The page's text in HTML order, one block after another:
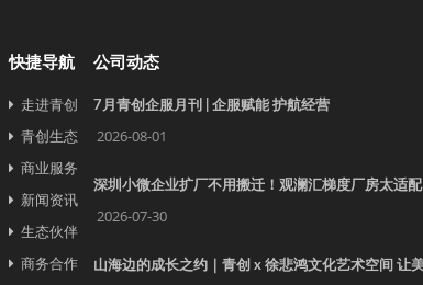
快捷导航
走进青创
青创生态
商业服务
新闻资讯
生态伙伴
商务合作
公司动态
7月青创企服月刊 | 企服赋能 护航经营
2026-08-01
深圳小微企业扩厂不用搬迁！观澜汇梯度厂房太适配
2026-07-30